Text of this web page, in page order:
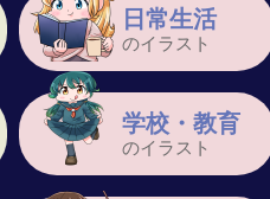
日常生活
のイラスト
学校・教育
のイラスト